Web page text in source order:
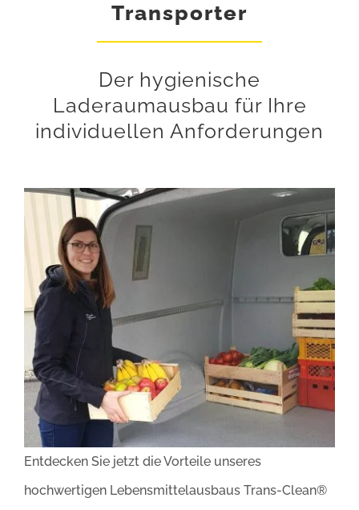
Transporter
Der hygienische
Laderaumausbau für Ihre
individuellen Anforderungen
Entdecken Sie jetzt die Vorteile unseres
hochwertigen Lebensmittelausbaus Trans-Clean®